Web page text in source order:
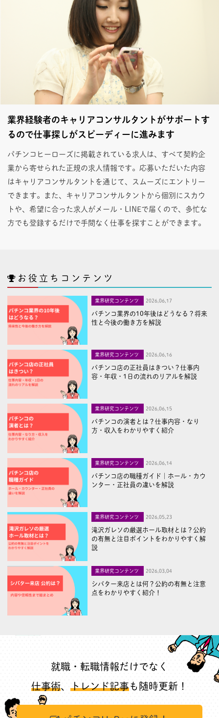
業界経験者のキャリアコンサルタントがサポートす
るので仕事探しがスピーディーに進みます
パチンコヒーローズに掲載されている求人は、すべて契約企
業から寄せられた正規の求人情報です。応募いただいた内容
はキャリアコンサルタントを通じて、スムーズにエントリー
できます。また、キャリアコンサルタントから個別にスカウ
トや、希望に合った求人がメール・LINEで届くので、多忙な
方でも登録するだけで手間なく仕事を探すことができます。
お役立ちコンテンツ
業界研究コンテンツ 2026,06,17
パチンコ業界の10年後はどうなる？将来
性と今後の働き方を解説
業界研究コンテンツ 2026,06,16
パチンコ店の正社員はきつい？仕事内
容・年収・1日の流れのリアルを解説
業界研究コンテンツ 2026,06,15
パチンコの演者とは？仕事内容・なり
方・収入をわかりやすく紹介
業界研究コンテンツ 2026,06,14
パチンコ店の職種ガイド｜ホール・カウ
ンター・正社員の違いを解説
業界研究コンテンツ 2026,05,23
滝沢ガレソの厳選ホール取材とは？公約
の有無と注目ポイントをわかりやすく解
説
業界研究コンテンツ 2026,03,04
シバター来店とは何？公約の有無と注意
点をわかりやすく紹介！
就職・転職情報だけでなく
仕事術、 トレンド記事も随時更新！